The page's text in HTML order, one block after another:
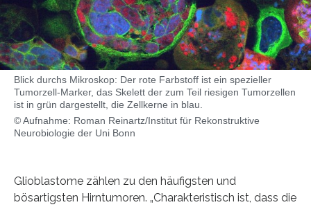
Blick durchs Mikroskop: Der rote Farbstoff ist ein spezieller
Tumorzell-Marker, das Skelett der zum Teil riesigen Tumorzellen
ist in grün dargestellt, die Zellkerne in blau.
© Aufnahme: Roman Reinartz/Institut für Rekonstruktive
Neurobiologie der Uni Bonn
Glioblastome zählen zu den häufigsten und
bösartigsten Hirntumoren. „Charakteristisch ist, dass die